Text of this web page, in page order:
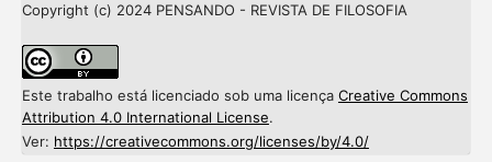
Copyright (c) 2024 PENSANDO - REVISTA DE FILOSOFIA
Este trabalho está licenciado sob uma licença Creative Commons
Attribution 4.0 International License.
Ver: https://creativecommons.org/licenses/by/4.0/